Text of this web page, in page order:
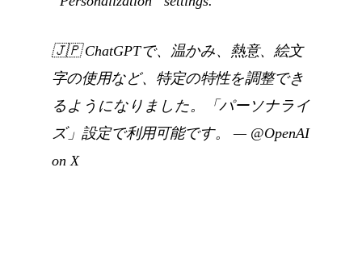
🇯🇵ChatGPTで、温かみ、熱意、絵文
字の使用など、特定の特性を調整でき
るようになりました。「パーソナライ
ズ」設定で利用可能です。
— @OpenAI
on X